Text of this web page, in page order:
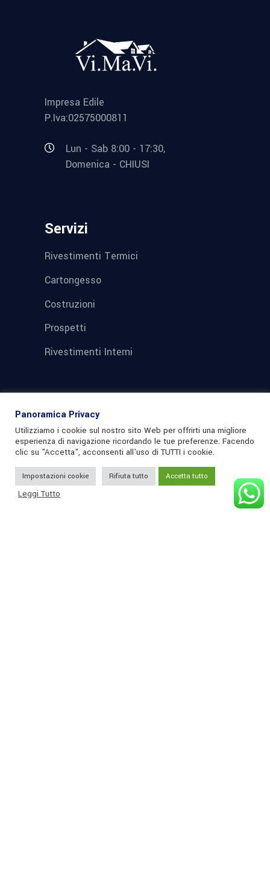
Impresa Edile
P.Iva:02575000811
Lun - Sab 8:00 - 17:30,
Domenica - CHIUSI
Servizi
Rivestimenti Termici
Cartongesso
Costruzioni
Prospetti
Rivestimenti Interni
Contatti
Via del Legno, 42,
+39 391 189 8831
Panoramica Privacy
Utilizziamo i cookie sul nostro sito Web per offrirti una migliore
esperienza di navigazione ricordando le tue preferenze. Facendo
clic su "Accetta", acconsenti all'uso di TUTTI i cookie.
Impostazioni cookie Rifiuta tutto Accetta tutto
Leggi Tutto